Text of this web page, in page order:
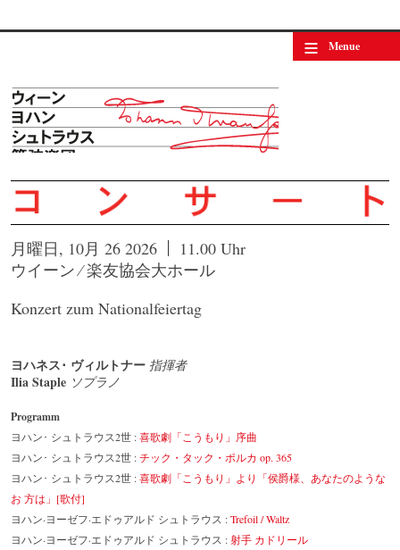
≡ Menue
月曜日, 10月 26 2026
11.00 Uhr
ウイーン ⁄ 楽友協会大ホール
Konzert zum Nationalfeiertag
ヨハネス･ ヴィルトナー 指揮者
Ilia Staple ソプラノ
Programm
ヨハン･ シュトラウス2世 :喜歌劇「こうもり」序曲
ヨハン･ シュトラウス2世 :チック・タック・ポルカ op. 365
ヨハン･ シュトラウス2世 :喜歌劇「こうもり」より「侯爵様、あなたのような
お 方は」[歌付]
ヨハン·ヨーゼフ·エドゥアルド シュトラウス :Trefoil / Waltz
ヨハン·ヨーゼフ·エドゥアルド シュトラウス :射手 カドリール